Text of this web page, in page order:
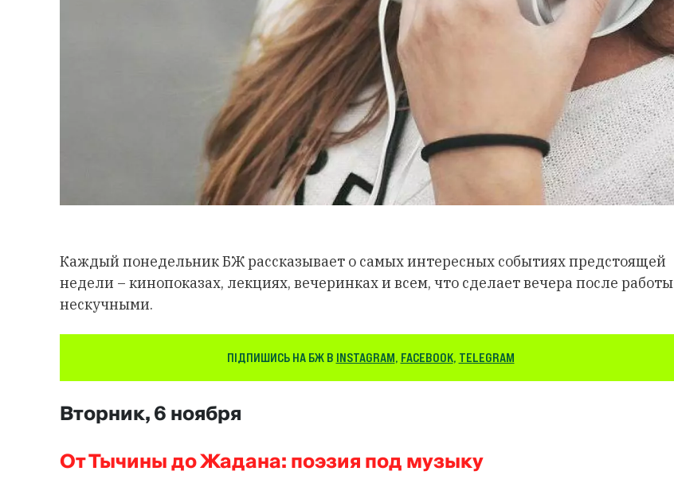
Каждый понедельник БЖ рассказывает о самых интересных событиях предстоящей
недели – кинопоказах, лекциях, вечеринках и всем, что сделает вечера после работы
нескучными.
ПІДПИШИСЬ НА БЖ В INSTAGRAM, FACEBOOK, TELEGRAM
Вторник, 6 ноября
От Тычины до Жадана: поэзия под музыку